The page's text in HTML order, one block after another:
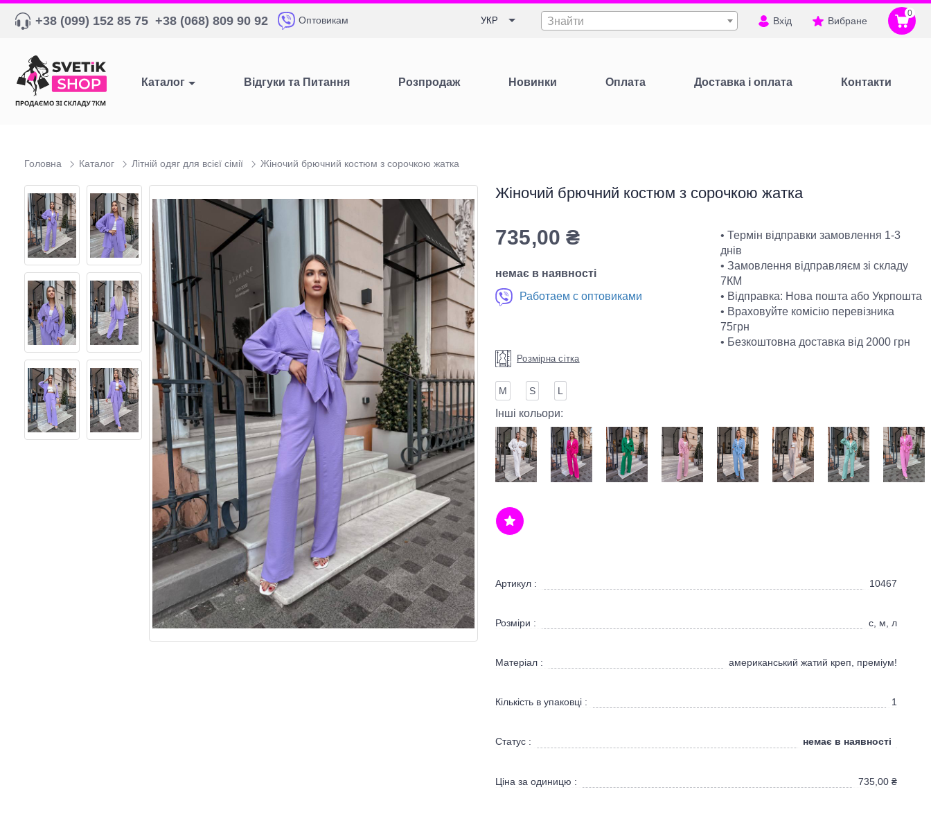
+38 (099) 152 85 75 +38 (068) 809 90 92 Оптовикам УКР Знайти Вхід Вибране
0
Каталог Відгуки та Питання Розпродаж Новинки Оплата Доставка і оплата Контакти
Головна Каталог Літній одяг для всієї сімії Жіночий брючний костюм з сорочкою жатка
Жіночий брючний костюм з сорочкою жатка
735,00₴
немає в наявності
Работаем с оптовиками
• Термін відправки замовлення 1-3
днів
• Замовлення відправляєм зі складу
7КМ
• Відправка: Нова пошта або Укрпошта
• Враховуйте комісію перевізника
75грн
• Безкоштовна доставка від 2000 грн
Розмірна сітка
М S L
Інші кольори:
Артикул : 10467
Розміри : с, м, л
Матеріал : американський жатий креп, преміум!
Кількість в упаковці : 1
Статус : немає в наявності
Ціна за одиницю : 735,00 ₴